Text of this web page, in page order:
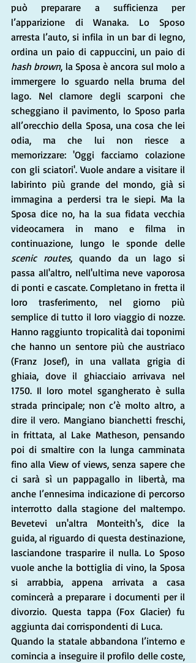
può preparare a sufficienza per
l’apparizione di Wanaka. Lo Sposo
arresta l’auto, si infila in un bar di legno,
hash brown, la Sposa è ancora sul molo a
immergere lo sguardo nella bruma del
lago. Nel clamore degli scarponi che
scheggiano il pavimento, lo Sposo parla
all’orecchio della Sposa, una cosa che lei
odia, ma che lui non riesce a
memorizzare: 'Oggi facciamo colazione
con gli sciatori'. Vuole andare a visitare il
labirinto più grande del mondo, già si
immagina a perdersi tra le siepi. Ma la
Sposa dice no, ha la sua fidata vecchia
videocamera in mano e filma in
scenic routes, quando da un lago si
passa all'altro, nell'ultima neve vaporosa
di ponti e cascate. Completano in fretta il
loro trasferimento, nel giorno più
semplice di tutto il loro viaggio di nozze.
Hanno raggiunto tropicalità dai toponimi
che hanno un sentore più che austriaco
(Franz Josef), in una vallata grigia di
ghiaia, dove il ghiacciaio arrivava nel
1750. Il loro motel sgangherato è sulla
strada principale; non c’è molto altro, a
dire il vero. Mangiano bianchetti freschi,
in frittata, al Lake Matheson, pensando
poi di smaltire con la lunga camminata
fino alla View of views, senza sapere che
ci sarà sì un pappagallo in libertà, ma
anche l’ennesima indicazione di percorso
interrotto dalla stagione del maltempo.
Bevetevi un'altra Monteith's, dice la
guida, al riguardo di questa destinazione,
lasciandone trasparire il nulla. Lo Sposo
vuole anche la bottiglia di vino, la Sposa
si arrabbia, appena arrivata a casa
comincerà a preparare i documenti per il
divorzio. Questa tappa (Fox Glacier) fu
aggiunta dai corrispondenti di Luca.
Quando la statale abbandona l’interno e
comincia a inseguire il profilo delle coste,